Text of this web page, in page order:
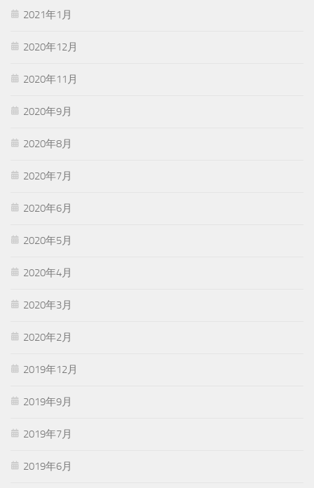
2021年1月
2020年12月
2020年11月
2020年9月
2020年8月
2020年7月
2020年6月
2020年5月
2020年4月
2020年3月
2020年2月
2019年12月
2019年9月
2019年7月
2019年6月